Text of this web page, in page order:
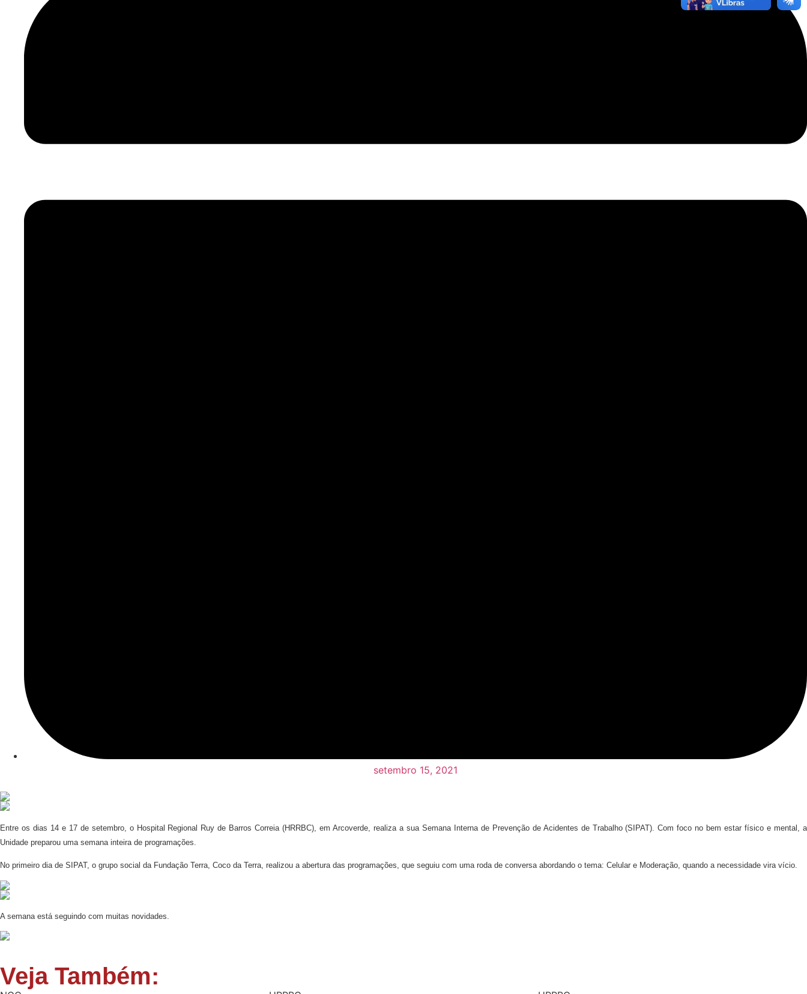
setembro 15, 2021
Entre os dias 14 e 17 de setembro, o Hospital Regional Ruy de Barros Correia (HRRBC), em Arcoverde, realiza a sua Semana Interna de Prevenção de Acidentes de Trabalho (SIPAT). Com foco no bem estar físico e mental, a
Unidade preparou uma semana inteira de programações.
No primeiro dia de SIPAT, o grupo social da Fundação Terra, Coco da Terra, realizou a abertura das programações, que seguiu com uma roda de conversa abordando o tema: Celular e Moderação, quando a necessidade vira vício.
A semana está seguindo com muitas novidades.
Veja Também: